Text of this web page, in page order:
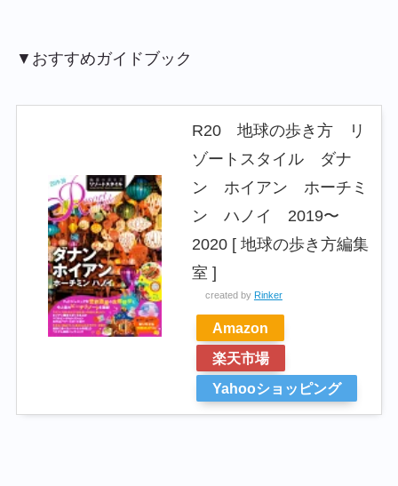
▼おすすめガイドブック
R20 地球の歩き方 リ
ゾートスタイル ダナ
ン ホイアン ホーチミ
ン ハノイ 2019〜
2020 [ 地球の歩き方編集
室 ]
created by Rinker
Amazon
楽天市場
Yahooショッピング